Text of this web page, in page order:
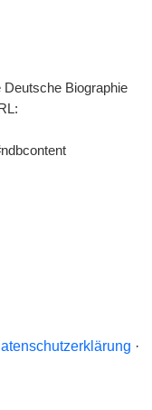
Deutsche Biographie
·